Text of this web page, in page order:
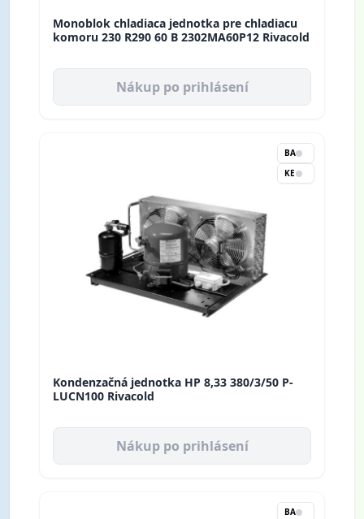
Monoblok chladiaca jednotka pre chladiacu
komoru 230 R290 60 B 2302MA60P12 Rivacold
Nákup po prihlásení
BA
KE
Kondenzačná jednotka HP 8,33 380/3/50 P-
LUCN100 Rivacold
Nákup po prihlásení
BA